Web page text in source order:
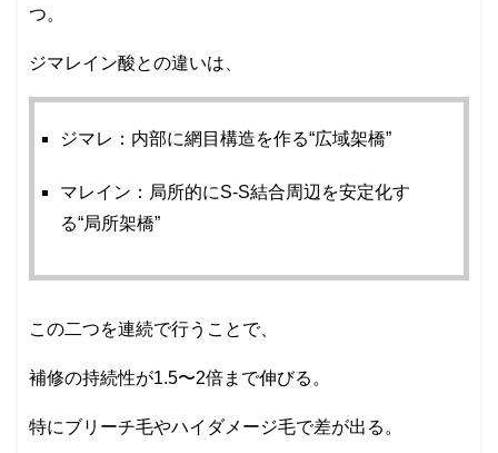
つ。
ジマレイン酸との違いは、
ジマレ：内部に網目構造を作る“広域架橋”
マレイン：局所的にS-S結合周辺を安定化す
る“局所架橋”
この二つを連続で行うことで、
補修の持続性が1.5〜2倍まで伸びる。
特にブリーチ毛やハイダメージ毛で差が出る。